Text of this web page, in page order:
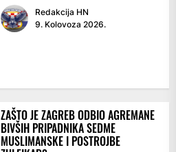
Redakcija HN
9. Kolovoza 2026.
ZAŠTO JE ZAGREB ODBIO AGREMANE
BIVŠIH PRIPADNIKA SEDME
MUSLIMANSKE I POSTROJBE